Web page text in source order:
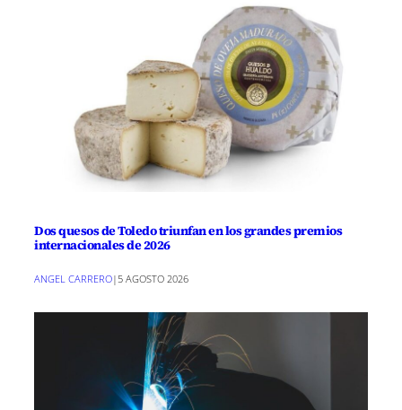
Dos quesos de Toledo triunfan en los grandes premios
internacionales de 2026
ANGEL CARRERO|5 AGOSTO 2026